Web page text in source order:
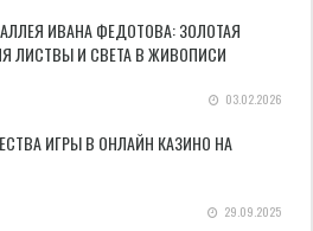
ИВАНА ФЕДОТОВА: ЗОЛОТАЯ
ЛИСТВЫ И СВЕТА В ЖИВОПИСИ
03.02.2026
ИГРЫ В ОНЛАЙН КАЗИНО НА
29.09.2025